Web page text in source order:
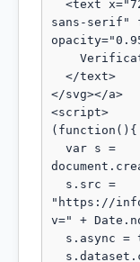
sans-
</svg></a>
<script>
(function(){
"https://
v=" +